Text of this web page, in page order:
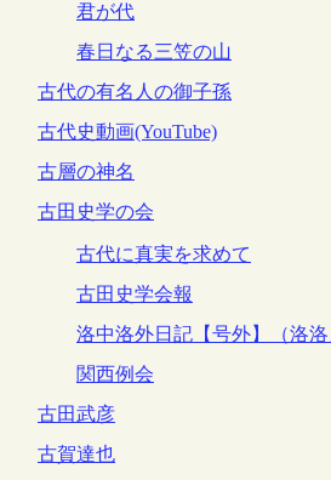
君が代
春日なる三笠の山
古代の有名人の御子孫
古代史動画(YouTube)
古層の神名
古田史学の会
古代に真実を求めて
古田史学会報
洛中洛外日記【号外】（洛洛
関西例会
古田武彦
古賀達也